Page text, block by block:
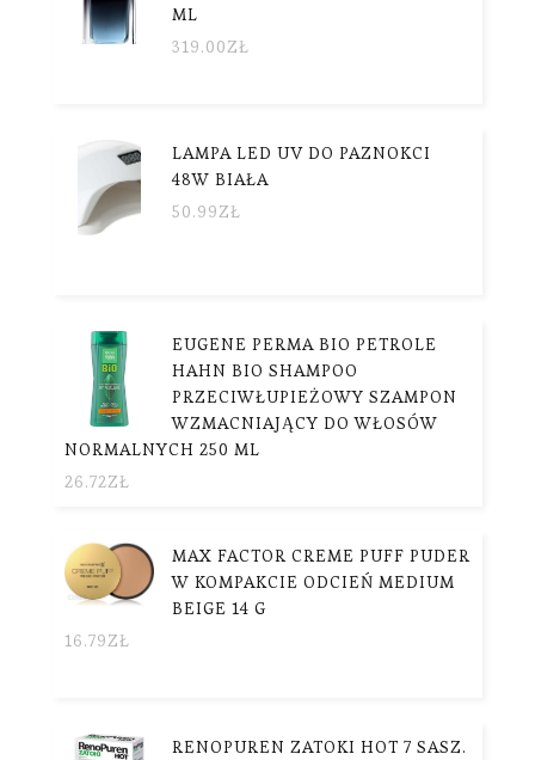
ML
319.00ZŁ
LAMPA LED UV DO PAZNOKCI
48W BIAŁA
50.99ZŁ
EUGENE PERMA BIO PETROLE
HAHN BIO SHAMPOO
PRZECIWŁUPIEŻOWY SZAMPON
WZMACNIAJĄCY DO WŁOSÓW
NORMALNYCH 250 ML
26.72ZŁ
MAX FACTOR CREME PUFF PUDER
W KOMPAKCIE ODCIEŃ MEDIUM
BEIGE 14 G
16.79ZŁ
RENOPUREN ZATOKI HOT 7 SASZ.